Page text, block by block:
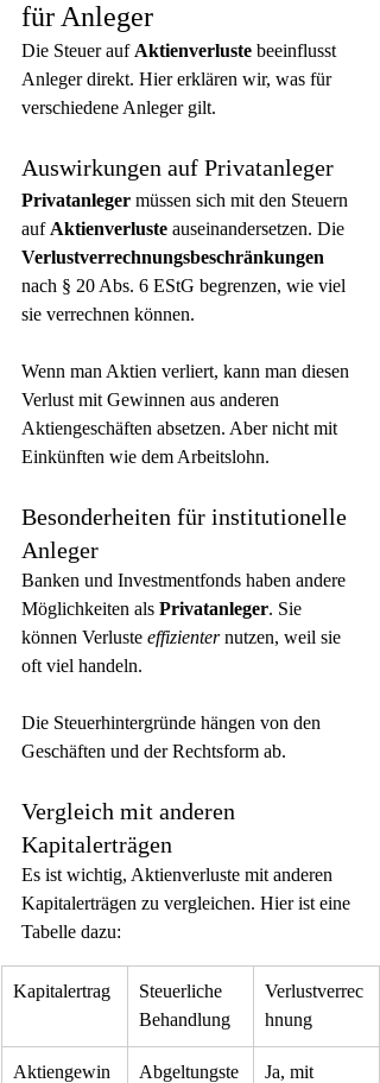
für Anleger
Die Steuer auf Aktienverluste beeinflusst
Anleger direkt. Hier erklären wir, was für
verschiedene Anleger gilt.
Auswirkungen auf Privatanleger
Privatanleger müssen sich mit den Steuern
auf Aktienverluste auseinandersetzen. Die
Verlustverrechnungsbeschränkungen
nach § 20 Abs. 6 EStG begrenzen, wie viel
sie verrechnen können.
Wenn man Aktien verliert, kann man diesen
Verlust mit Gewinnen aus anderen
Aktiengeschäften absetzen. Aber nicht mit
Einkünften wie dem Arbeitslohn.
Besonderheiten für institutionelle
Anleger
Banken und Investmentfonds haben andere
Möglichkeiten als Privatanleger. Sie
können Verluste effizienter nutzen, weil sie
oft viel handeln.
Die Steuerhintergründe hängen von den
Geschäften und der Rechtsform ab.
Vergleich mit anderen
Kapitalerträgen
Es ist wichtig, Aktienverluste mit anderen
Kapitalerträgen zu vergleichen. Hier ist eine
Tabelle dazu:
Kapitalertrag
Steuerliche
Behandlung
Verlustverrec
hnung
Aktiengewin
Abgeltungste
Ja, mit